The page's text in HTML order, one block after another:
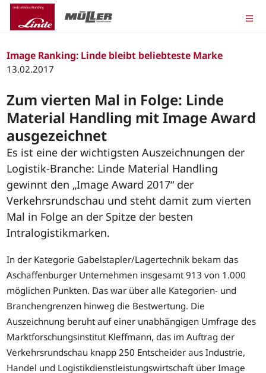
Image Ranking: Linde bleibt beliebteste Marke
13.02.2017
Zum vierten Mal in Folge: Linde
Material Handling mit Image Award
ausgezeichnet
Es ist eine der wichtigsten Auszeichnungen der
Logistik-Branche: Linde Material Handling
gewinnt den „Image Award 2017“ der
Verkehrsrundschau und steht damit zum vierten
Mal in Folge an der Spitze der besten
Intralogistikmarken.
In der Kategorie Gabelstapler/Lagertechnik bekam das
Aschaffenburger Unternehmen insgesamt 913 von 1.000
möglichen Punkten. Das war über alle Kategorien- und
Branchengrenzen hinweg die Bestwertung. Die
Auszeichnung beruht auf einer unabhängigen Umfrage des
Marktforschungsinstitut Kleffmann, das im Auftrag der
Verkehrsrundschau knapp 250 Entscheider aus Industrie,
Handel und Logistikdienstleistungswirtschaft über Image